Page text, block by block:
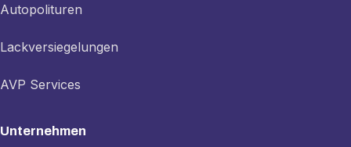
Autopolituren
Lackversiegelungen
AVP Services
Unternehmen